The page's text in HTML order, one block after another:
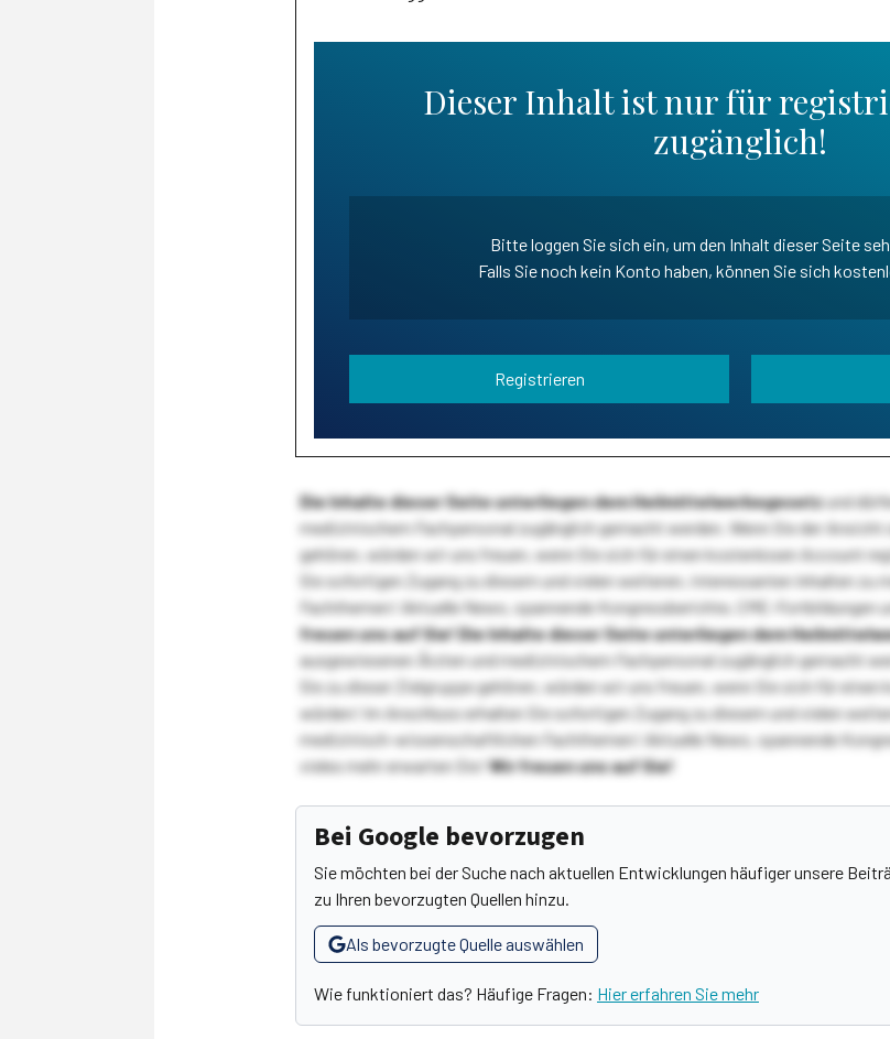
Dieser Inhalt ist nur für
zugänglich!
Bitte loggen Sie sich ein, um den Inhalt dieser Seite
Falls Sie noch kein Konto haben, können Sie sich
Registrieren
Die Inhalte dieser Seite unterliegen dem Heilmittelwerbegesetzund
medizinischem Fachpersonal zugänglich gemacht werden. Wenn Sie der
gehören, würden wir uns freuen, wenn Sie sich für einen kostenlosen Account
Sie sofortigen Zugang zu diesem und vielen weiteren, interessanten Inhalten
Fachthemen! Aktuelle News, spannende Kongressberichte, CME-Fortbildungen
freuen uns auf Sie!Die Inhalte dieser Seite unterliegen dem
ausgewiesenen Ärzten und medizinischem Fachpersonal zugänglich gemacht
Sie zu dieser Zielgruppe gehören, würden wir uns freuen, wenn Sie sich für
würden! Im Anschluss erhalten Sie sofortigen Zugang zu diesem und vielen
medizinisch-wissenschaftlichen Fachthemen! Aktuelle News, spannende
vieles mehr erwarten Sie!Wir freuen uns auf Sie!
Bei Google bevorzugen
Sie möchten bei der Suche nach aktuellen Entwicklungen häufiger unsere
zu Ihren bevorzugten Quellen hinzu.
Als bevorzugte Quelle auswählen
Wie funktioniert das? Häufige Fragen: Hier erfahren Sie mehr